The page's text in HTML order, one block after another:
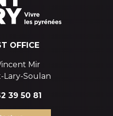
OFFICE
Mir
Lary-Soulan
39 50 81